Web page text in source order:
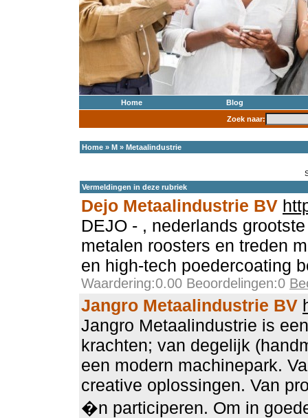
Home
Blog
Zoek naar:
Home » M » Metaalindustrie
Vermeldingen in deze rubriek
Dejo Metaalindustrie BV
DEJO - , nederlands
metalen roosters en treden
en high-tech poedercoating
Waardering:0.00 Beoordelingen:0
Jangro Metaalindustrie BV
Jangro Metaalindustrie is
krachten; van degelijk
een modern machinepark.
creative oplossingen. Van
�n participeren. Om in